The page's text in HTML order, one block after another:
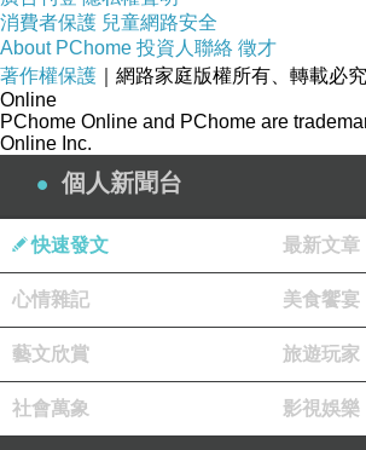
消費者保護 兒童網路安全
About PChome 投資人聯絡 徵才
著作權保護 ｜網路家庭版權所有、轉載必究
Online
PChome Online and PChome are
Online Inc.
個人新聞台
快速發文 最新文章
心情雜記 美食饗宴
藝文欣賞 旅遊玩家
社會萬象 影視娛樂